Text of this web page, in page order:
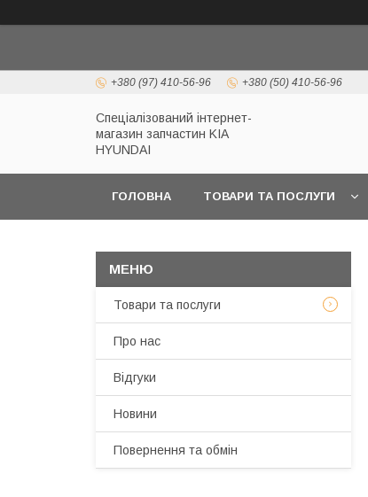
+380 (97) 410-56-96 +380 (50) 410-56-96
Спеціалізований інтернет-
магазин запчастин KIA
HYUNDAI
ГОЛОВНА ТОВАРИ ТА ПОСЛУГИ
Товари та послуги
Про нас
Відгуки
Новини
Повернення та обмін